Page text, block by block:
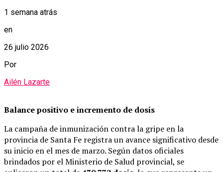
1 semana atrás
en
26 julio 2026
Por
Ailén Lazarte
Balance positivo e incremento de dosis
La campaña de inmunización contra la gripe en la
provincia de Santa Fe registra un avance significativo desde
su inicio en el mes de marzo. Según datos oficiales
brindados por el Ministerio de Salud provincial, se